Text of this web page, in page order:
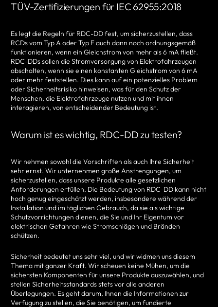
TÜV-Zertifizierungen für IEC 62955:2018
Es legt die Regeln für RDC-DD fest, um sicherzustellen, dass
RCDs vom Typ A oder Typ F auch dann noch ordnungsgemäß
funktionieren, wenn ein Gleichstrom von mehr als 6 mA fließt.
RDC-DDs sollen die Stromversorgung von Elektrofahrzeugen
abschalten, wenn sie einen konstanten Gleichstrom von 6 mA
oder mehr feststellen. Dies kann auf ein potenzielles Problem
oder Sicherheitsrisiko hinweisen, was für den Schutz der
Menschen, die Elektrofahrzeuge nutzen und mit ihnen
interagieren, von entscheidender Bedeutung ist.
Warum ist es wichtig, RDC-DD zu testen?
Wir nehmen sowohl die Vorschriften als auch Ihre Sicherheit
sehr ernst. Wir unternehmen große Anstrengungen, um
sicherzustellen, dass unsere Produkte alle gesetzlichen
Anforderungen erfüllen. Die Bedeutung von RDC-DD kann nicht
hoch genug eingeschätzt werden, insbesondere während der
Installation und im täglichen Gebrauch, da sie als wichtige
Schutzvorrichtungen dienen, die Sie und Ihr Eigentum vor
elektrischen Gefahren wie Stromschlägen und Bränden
schützen.
Sicherheit bedeutet uns sehr viel, und wir widmen uns diesem
Thema mit ganzer Kraft. Wir scheuen keine Mühen, um die
sichersten Komponenten für unsere Produkte auszuwählen, und
stellen Sicherheitsstandards stets vor alle anderen
Überlegungen. Es geht darum, Ihnen die Informationen zur
Verfügung zu stellen, die Sie benötigen, um fundierte